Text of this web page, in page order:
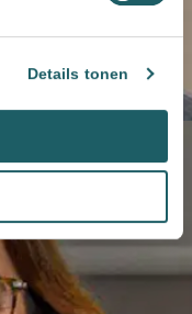
Details tonen